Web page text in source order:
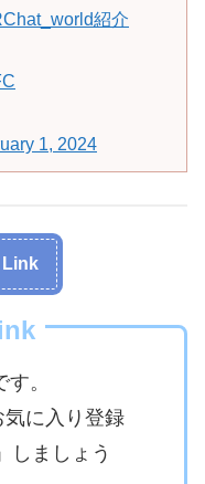
紹介
1, 2024
Link
。
気に入り登録
しましょう